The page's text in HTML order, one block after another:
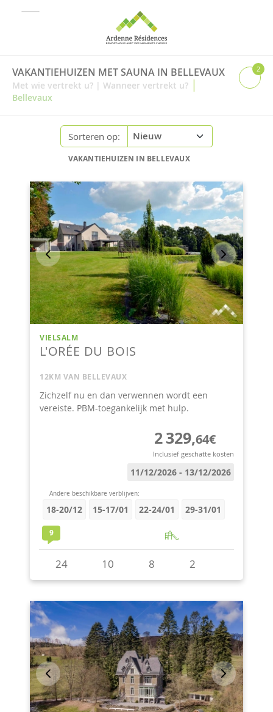
VAKANTIEHUIZEN MET SAUNA IN BELLEVAUX
Met wie vertrekt u? | Wanneer vertrekt u? |
Bellevaux
2
Sorteren op:
VAKANTIEHUIZEN IN BELLEVAUX